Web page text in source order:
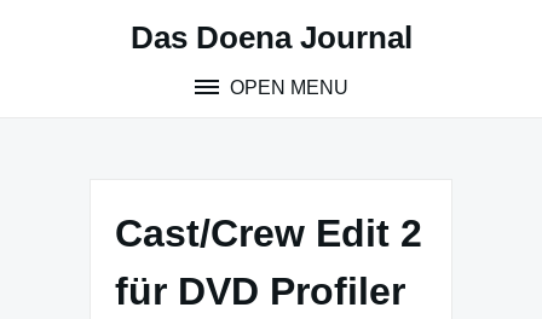
Das Doena Journal
OPEN MENU
Cast/Crew Edit 2
für DVD Profiler